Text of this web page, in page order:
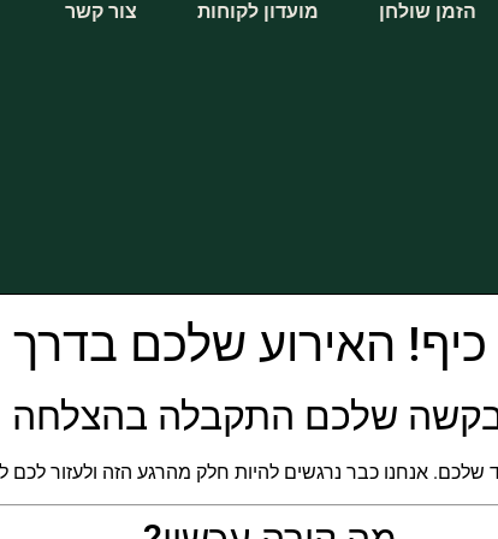
הזמן שולחן מועדון לקוחות צור קשר
כיף! האירוע שלכם
שלכם התקבלה בהצלחה
אנחנו כבר נרגשים להיות חלק מהרגע הזה ולעזור לכם